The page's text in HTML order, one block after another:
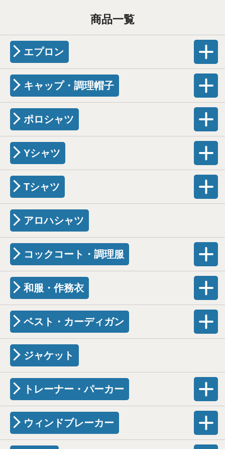
商品一覧
エプロン
キャップ・調理帽子
ポロシャツ
Yシャツ
Tシャツ
アロハシャツ
コックコート・調理服
和服・作務衣
ベスト・カーディガン
ジャケット
トレーナー・パーカー
ウィンドブレーカー